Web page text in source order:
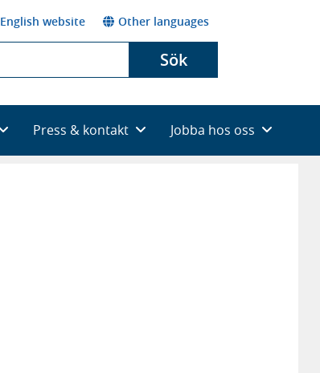
English website Other languages
Sök
Press & kontakt Jobba hos oss